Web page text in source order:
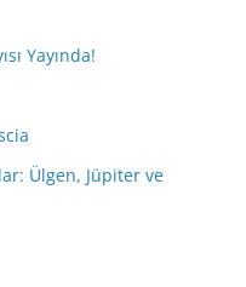
Yayında!
Ülgen, Jüpiter ve